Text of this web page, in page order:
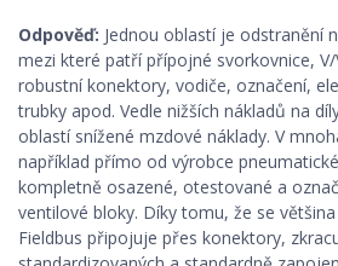
Odpověď: Jednou oblastí je odstranění
mezi které patří přípojné svorkovnice,
robustní konektory, vodiče, označení,
trubky apod. Vedle nižších nákladů na
oblastí snížené mzdové náklady. V
například přímo od výrobce
kompletně osazené, otestované a
ventilové bloky. Díky tomu, že se
Fieldbus připojuje přes konektory,